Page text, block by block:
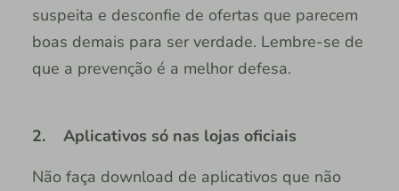
suspeita e desconfie de ofertas que parecem
boas demais para ser verdade. Lembre-se de
que a prevenção é a melhor defesa.
2. Aplicativos só nas lojas oficiais
Não faça download de aplicativos que não